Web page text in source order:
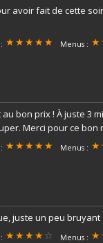
avoir fait de cette
Menus :
bon prix ! À juste 3
Merci pour ce bon
Menus :
juste un peu
Menus :